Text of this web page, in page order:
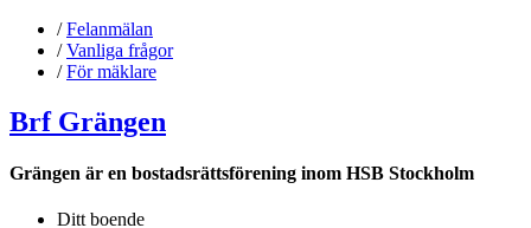
/Felanmälan
/Vanliga frågor
/För mäklare
Brf Grängen
Grängen är en bostadsrättsförening inom HSB Stockholm
Ditt boende